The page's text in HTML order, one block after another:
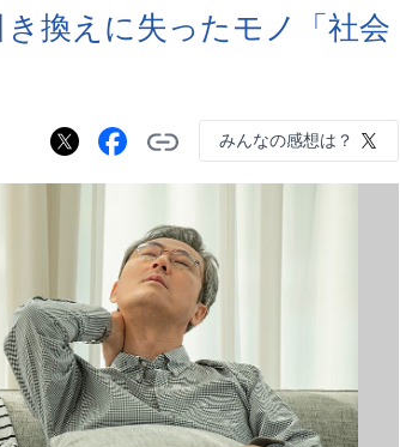
換えに失ったモノ「社会
みんなの感想は？